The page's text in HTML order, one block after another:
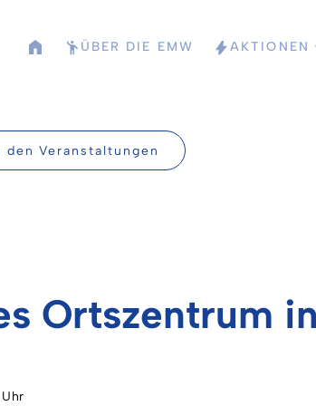
ÜBER DIE EMW AKTIONEN
den Veranstaltungen
Ortszentrum